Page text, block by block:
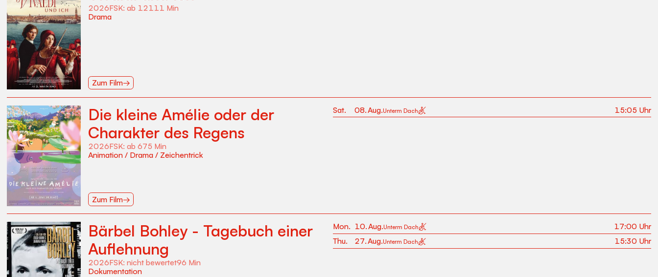
2026FSK: ab 12 111 Min
Drama
Zum Film→
Die kleine Amélie oder der
Charakter des Regens
2026FSK: ab 675 Min
Animation / Drama / Zeichentrick
Zum Film→
Sat. 08.Aug.Unterm Dach 15:05 Uhr
Bärbel Bohley - Tagebuch einer
Auflehnung
2026FSK: nicht bewertet96 Min
Dokumentation
Mon. 10.Aug.Unterm Dach 17:00 Uhr
Thu. 27.Aug.Unterm Dach 15:30 Uhr